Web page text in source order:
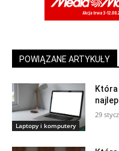
POWIĄZANE ARTYKUŁY
Laptopy i komputery
29